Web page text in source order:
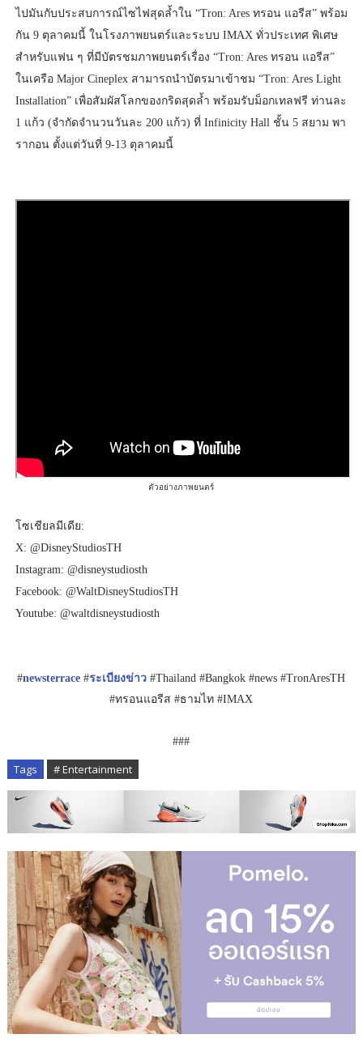
ไปมันกับประสบการณ์ไซไฟสุดล้ำใน “Tron: Ares ทรอน แอรีส” พร้อม
กัน 9 ตุลาคมนี้ ในโรงภาพยนตร์และระบบ IMAX ทั่วประเทศ พิเศษ
สำหรับแฟน ๆ ที่มีบัตรชมภาพยนตร์เรื่อง “Tron: Ares ทรอน แอรีส”
ในเครือ Major Cineplex สามารถนำบัตรมาเข้าชม “Tron: Ares Light
Installation” เพื่อสัมผัสโลกของกริดสุดล้ำ พร้อมรับม็อกเทลฟรี ท่านละ
1 แก้ว (จำกัดจำนวนวันละ 200 แก้ว) ที่ Infinicity Hall ชั้น 5 สยาม พา
รากอน ตั้งแต่วันที่ 9-13 ตุลาคมนี้
ตัวอย่างภาพยนตร์
โซเชียลมีเดีย:
X: @DisneyStudiosTH
Instagram: @disneystudiosth
Facebook: @WaltDisneyStudiosTH
Youtube: @waltdisneystudiosth
#newsterrace #ระเบียงข่าว #Thailand #Bangkok #news #TronAresTH
#ทรอนแอรีส #ธามไท #IMAX
###
Tags # Entertainment